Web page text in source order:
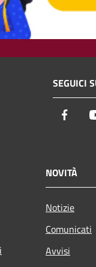
SEGUICI
NOVITÀ
Notizie
Comunicati
Avvisi